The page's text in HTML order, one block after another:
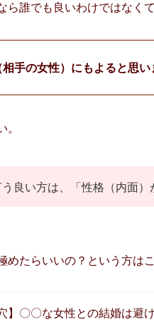
誰でも良いわけではなくて
手の女性）にもよると思い
良い方は、「性格（内面
めたらいいの？という方は
】〇〇な女性との結婚は避